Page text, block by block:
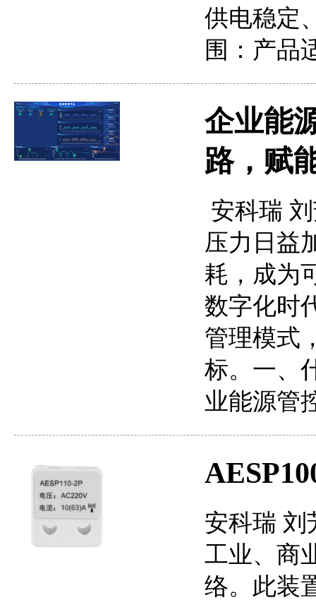
供电稳定
围：产品
企业能
路，赋
安科瑞
压力日益
耗，成为
数字化时
管理模式
标。一、
业能源管
安科瑞 刘
工业、商
络。此装